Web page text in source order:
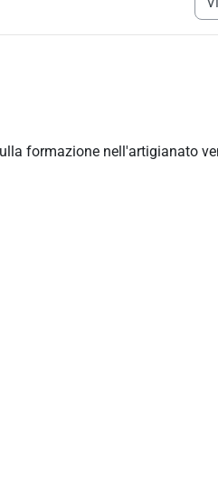
formazione nell'artigianato